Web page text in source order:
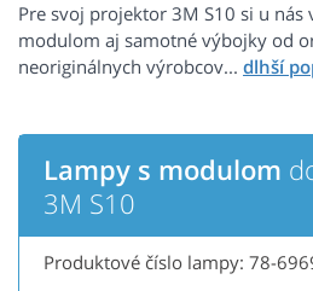
Pre svoj projektor 3M S10 si u nás
modulom aj samotné výbojky od
neoriginálnych výrobcov...
Lampy s modulom
3M S10
Produktové číslo lampy: 78-